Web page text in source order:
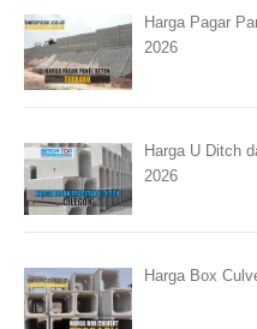
Harga Pagar
2026
Harga U Ditch
2026
Harga Box